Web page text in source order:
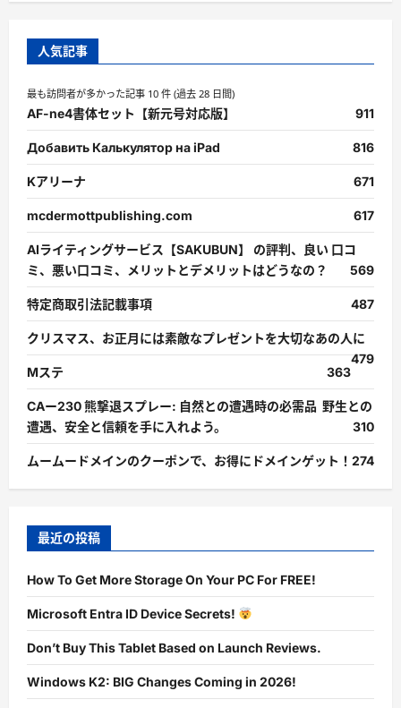
人気記事
最も訪問者が多かった記事 10 件 (過去 28 日間)
AF-ne4書体セット【新元号対応版】 911
Добавить Калькулятор на iPad 816
Kアリーナ 671
mcdermottpublishing.com 617
AIライティングサービス【SAKUBUN】 の評判、良い 口コ
ミ、悪い口コミ、メリットとデメリットはどうなの？
569
特定商取引法記載事項 487
クリスマス、お正月には素敵なプレゼントを大切なあの人に
479
Mステ
363
CAー230 熊撃退スプレー: 自然との遭遇時の必需品 野生との
遭遇、安全と信頼を手に入れよう。
310
ムームードメインのクーポンで、お得にドメインゲット！ 274
最近の投稿
How To Get More Storage On Your PC For FREE!
Microsoft Entra ID Device Secrets!
Don’t Buy This Tablet Based on Launch Reviews.
Windows K2: BIG Changes Coming in 2026!